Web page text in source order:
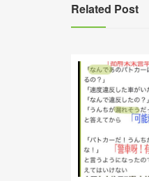
Related Post